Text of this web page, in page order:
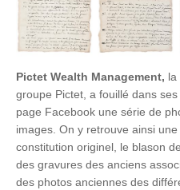
Pictet Wealth Management, la
groupe Pictet, a fouillé dans
page Facebook une série de
images. On y retrouve ainsi
constitution originel, le blason
des gravures des anciens
des photos anciennes des